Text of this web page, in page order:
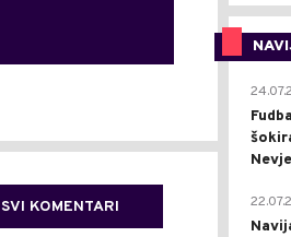
SVI KOMENTARI